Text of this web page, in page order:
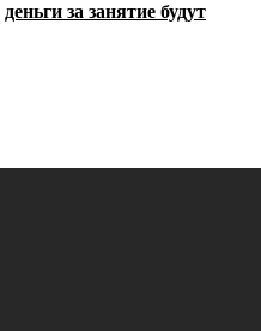
деньги за занятие будут